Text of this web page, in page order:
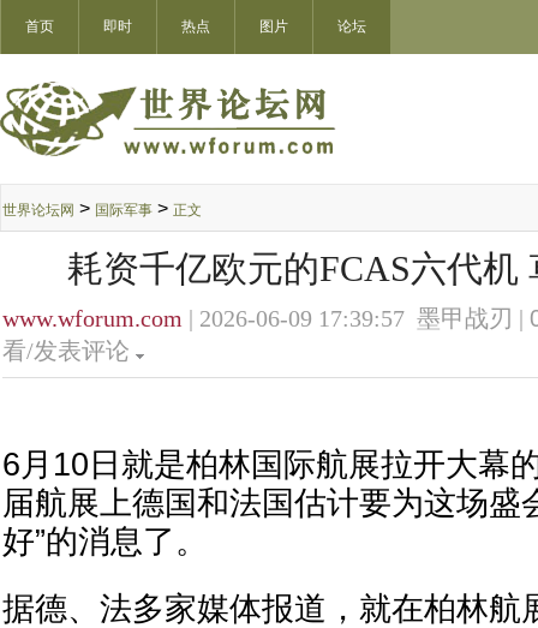
首页 即时 热点 图片 论坛
世界论坛网 > 国际军事 > 正文
耗资千亿欧元的FCAS六代机
www.wforum.com | 2026-06-09 17:39:57 墨甲战刃 |
看/发表评论
6月10日就是柏林国际航展拉开大幕
届航展上德国和法国估计要为这场盛
好”的消息了。
据德、法多家媒体报道，就在柏林航